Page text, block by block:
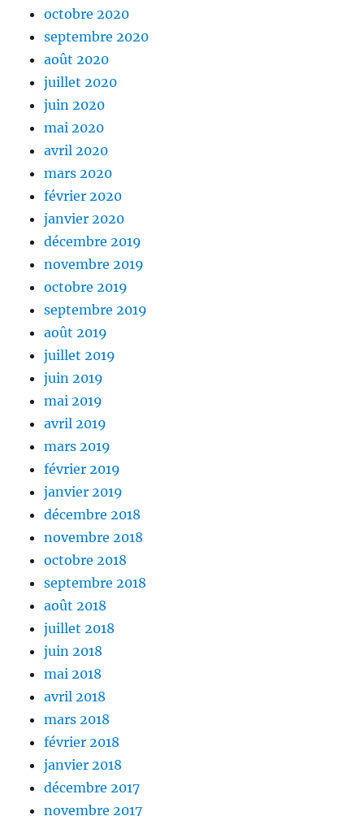
octobre 2020
septembre 2020
août 2020
juillet 2020
juin 2020
mai 2020
avril 2020
mars 2020
février 2020
janvier 2020
décembre 2019
novembre 2019
octobre 2019
septembre 2019
août 2019
juillet 2019
juin 2019
mai 2019
avril 2019
mars 2019
février 2019
janvier 2019
décembre 2018
novembre 2018
octobre 2018
septembre 2018
août 2018
juillet 2018
juin 2018
mai 2018
avril 2018
mars 2018
février 2018
janvier 2018
décembre 2017
novembre 2017